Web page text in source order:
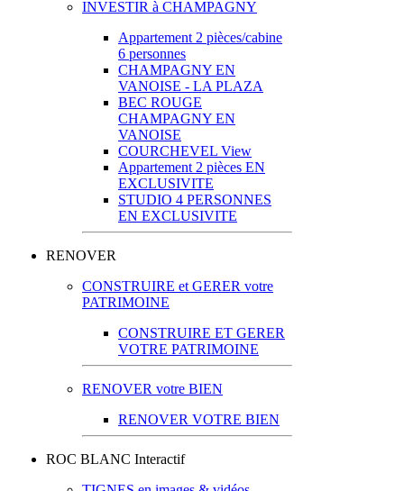
INVESTIR à CHAMPAGNY
Appartement 2 pièces/cabine
6 personnes
CHAMPAGNY EN
VANOISE - LA PLAZA
BEC ROUGE
CHAMPAGNY EN
VANOISE
COURCHEVEL View
Appartement 2 pièces EN
EXCLUSIVITE
STUDIO 4 PERSONNES
EN EXCLUSIVITE
RENOVER
CONSTRUIRE et GERER votre
PATRIMOINE
CONSTRUIRE ET GERER
VOTRE PATRIMOINE
RENOVER votre BIEN
RENOVER VOTRE BIEN
ROC BLANC Interactif